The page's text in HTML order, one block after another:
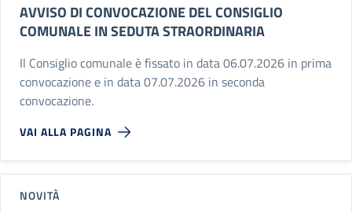
AVVISO DI CONVOCAZIONE DEL CONSIGLIO
COMUNALE IN SEDUTA STRAORDINARIA
Il Consiglio comunale è fissato in data 06.07.2026 in prima
convocazione e in data 07.07.2026 in seconda
convocazione.
VAI ALLA PAGINA
NOVITÀ